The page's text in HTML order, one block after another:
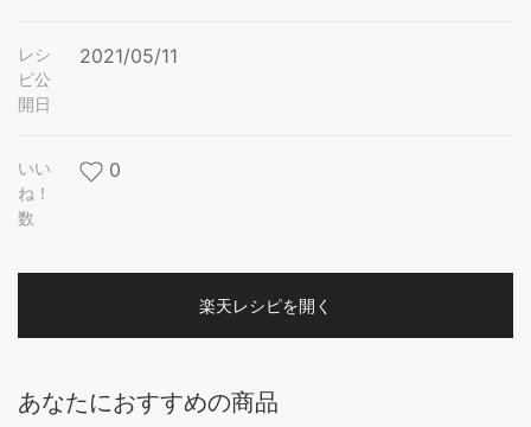
レシ
ピ公
開日
2021/05/11
いい
ね！
数
0
楽天レシピを開く
あなたにおすすめの商品